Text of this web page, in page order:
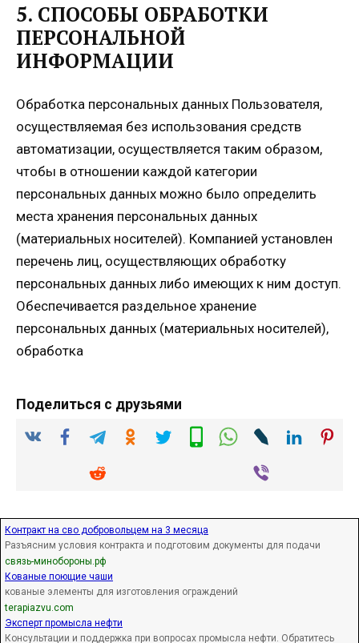
5. СПОСОБЫ ОБРАБОТКИ
ПЕРСОНАЛЬНОЙ
ИНФОРМАЦИИ
Обработка персональных данных Пользователя,
осуществляемая без использования средств
автоматизации, осуществляется таким образом,
чтобы в отношении каждой категории
персональных данных можно было определить
места хранения персональных данных
(материальных носителей). Компанией установлен
перечень лиц, осуществляющих обработку
персональных данных либо имеющих к ним доступ.
Обеспечивается раздельное хранение
персональных данных (материальных носителей),
обработка
Поделиться с друзьями
Контракт на сво добровольцем на 3 месяца
Разъясним условия контракта и подготовим документы для подачи
связь-минобороны.рф
Кованые поющие чаши
кованые элементы для изготовления ограждений
terapiazvu.com
Эксперт промысла нефти
Консультации и поддержка при вопросах промысла нефти. Обратитесь